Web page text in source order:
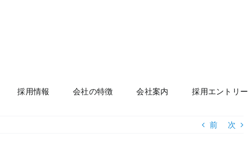
採用情報 会社の特徴 会社案内 採用エントリー
前 次